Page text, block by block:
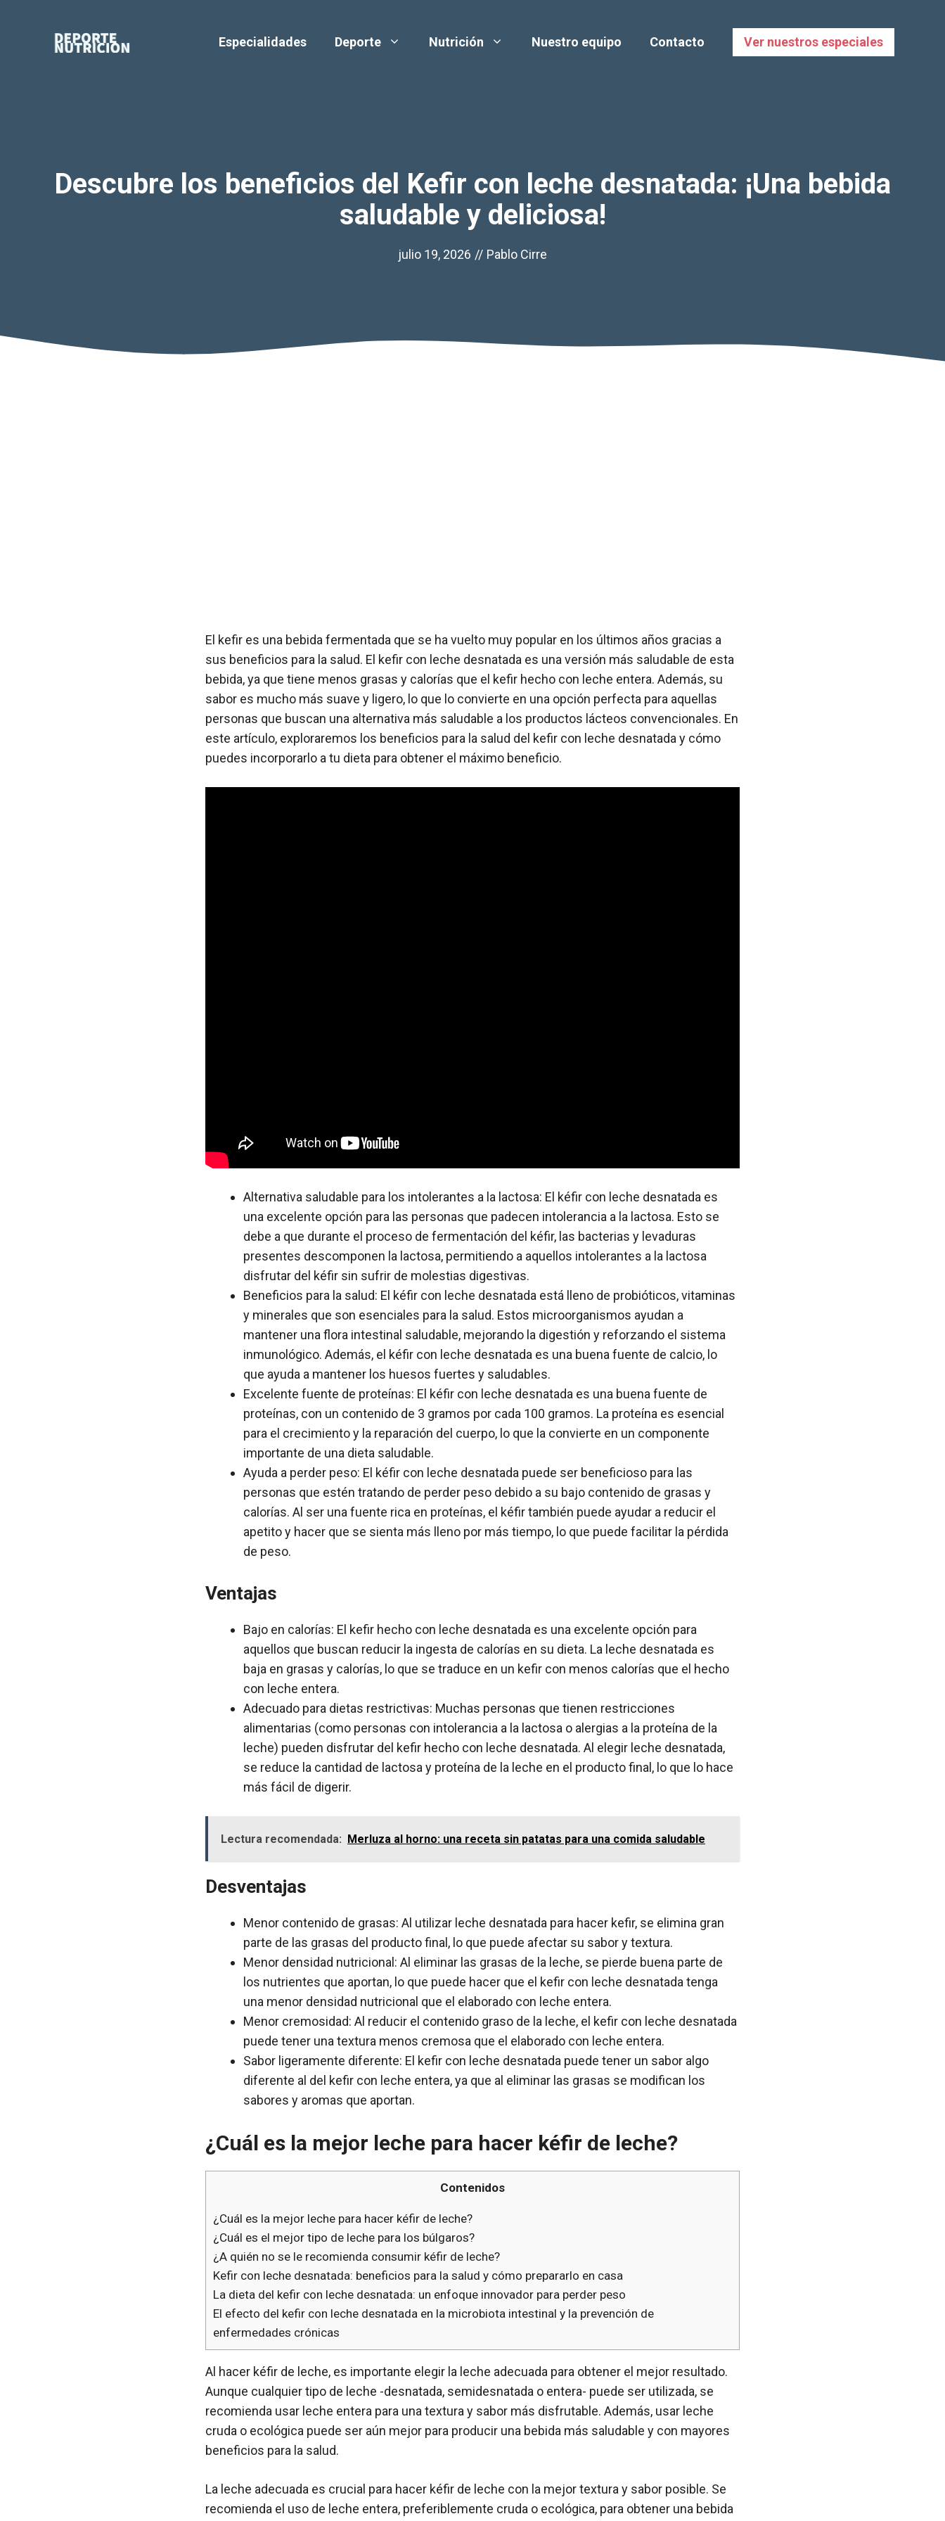
Especialidades Deporte Nutrición Nuestro equipo Contacto Ver nuestros especiales
Descubre los beneficios del Kefir con leche desnatada: ¡Una bebida
saludable y deliciosa!
julio 19, 2026 // Pablo Cirre
El kefir es una bebida fermentada que se ha vuelto muy popular en los últimos años gracias a
sus beneficios para la salud. El kefir con leche desnatada es una versión más saludable de esta
bebida, ya que tiene menos grasas y calorías que el kefir hecho con leche entera. Además, su
sabor es mucho más suave y ligero, lo que lo convierte en una opción perfecta para aquellas
personas que buscan una alternativa más saludable a los productos lácteos convencionales. En
este artículo, exploraremos los beneficios para la salud del kefir con leche desnatada y cómo
puedes incorporarlo a tu dieta para obtener el máximo beneficio.
Alternativa saludable para los intolerantes a la lactosa: El kéfir con leche desnatada es
una excelente opción para las personas que padecen intolerancia a la lactosa. Esto se
debe a que durante el proceso de fermentación del kéfir, las bacterias y levaduras
presentes descomponen la lactosa, permitiendo a aquellos intolerantes a la lactosa
disfrutar del kéfir sin sufrir de molestias digestivas.
Beneficios para la salud: El kéfir con leche desnatada está lleno de probióticos, vitaminas
y minerales que son esenciales para la salud. Estos microorganismos ayudan a
mantener una flora intestinal saludable, mejorando la digestión y reforzando el sistema
inmunológico. Además, el kéfir con leche desnatada es una buena fuente de calcio, lo
que ayuda a mantener los huesos fuertes y saludables.
Excelente fuente de proteínas: El kéfir con leche desnatada es una buena fuente de
proteínas, con un contenido de 3 gramos por cada 100 gramos. La proteína es esencial
para el crecimiento y la reparación del cuerpo, lo que la convierte en un componente
importante de una dieta saludable.
Ayuda a perder peso: El kéfir con leche desnatada puede ser beneficioso para las
personas que estén tratando de perder peso debido a su bajo contenido de grasas y
calorías. Al ser una fuente rica en proteínas, el kéfir también puede ayudar a reducir el
apetito y hacer que se sienta más lleno por más tiempo, lo que puede facilitar la pérdida
de peso.
Ventajas
Bajo en calorías: El kefir hecho con leche desnatada es una excelente opción para
aquellos que buscan reducir la ingesta de calorías en su dieta. La leche desnatada es
baja en grasas y calorías, lo que se traduce en un kefir con menos calorías que el hecho
con leche entera.
Adecuado para dietas restrictivas: Muchas personas que tienen restricciones
alimentarias (como personas con intolerancia a la lactosa o alergias a la proteína de la
leche) pueden disfrutar del kefir hecho con leche desnatada. Al elegir leche desnatada,
se reduce la cantidad de lactosa y proteína de la leche en el producto final, lo que lo hace
más fácil de digerir.
Lectura recomendada: Merluza al horno: una receta sin patatas para una comida saludable
Desventajas
Menor contenido de grasas: Al utilizar leche desnatada para hacer kefir, se elimina gran
parte de las grasas del producto final, lo que puede afectar su sabor y textura.
Menor densidad nutricional: Al eliminar las grasas de la leche, se pierde buena parte de
los nutrientes que aportan, lo que puede hacer que el kefir con leche desnatada tenga
una menor densidad nutricional que el elaborado con leche entera.
Menor cremosidad: Al reducir el contenido graso de la leche, el kefir con leche desnatada
puede tener una textura menos cremosa que el elaborado con leche entera.
Sabor ligeramente diferente: El kefir con leche desnatada puede tener un sabor algo
diferente al del kefir con leche entera, ya que al eliminar las grasas se modifican los
sabores y aromas que aportan.
¿Cuál es la mejor leche para hacer kéfir de leche?
Contenidos
¿Cuál es la mejor leche para hacer kéfir de leche?
¿Cuál es el mejor tipo de leche para los búlgaros?
¿A quién no se le recomienda consumir kéfir de leche?
Kefir con leche desnatada: beneficios para la salud y cómo prepararlo en casa
La dieta del kefir con leche desnatada: un enfoque innovador para perder peso
El efecto del kefir con leche desnatada en la microbiota intestinal y la prevención de
enfermedades crónicas
Al hacer kéfir de leche, es importante elegir la leche adecuada para obtener el mejor resultado.
Aunque cualquier tipo de leche -desnatada, semidesnatada o entera- puede ser utilizada, se
recomienda usar leche entera para una textura y sabor más disfrutable. Además, usar leche
cruda o ecológica puede ser aún mejor para producir una bebida más saludable y con mayores
beneficios para la salud.
La leche adecuada es crucial para hacer kéfir de leche con la mejor textura y sabor posible. Se
recomienda el uso de leche entera, preferiblemente cruda o ecológica, para obtener una bebida